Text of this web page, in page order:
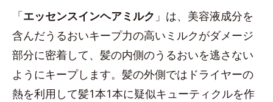
「エッセンスインヘアミルク 」は、美容液成分を
含んだうるおいキープ力の高いミルクがダメージ
部分に密着して、髪の内側のうるおいを逃さない
ようにキープします。髪の外側ではドライヤーの
熱を利用して髪1本1本に疑似キューティクルを作